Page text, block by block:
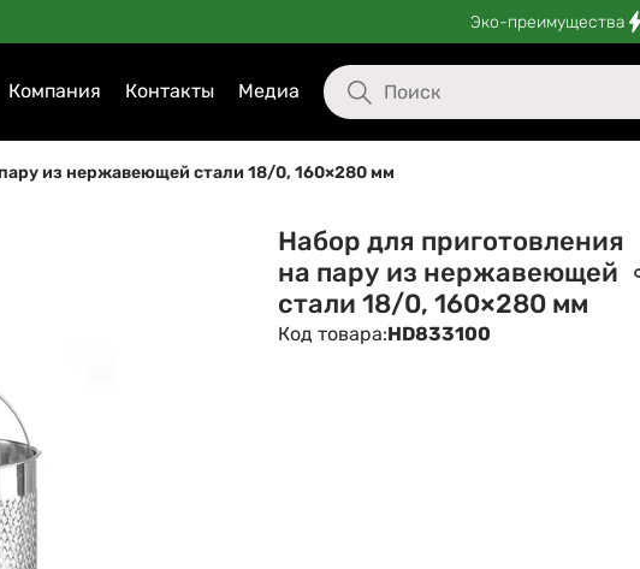
Эко-преимущества
Компания Контакты Медиа
из нержавеющей стали 18/0, 160×280 мм
Набор для приготовления
на пару из нержавеющей
стали 18/0, 160×280 мм
Код товара:HD833100